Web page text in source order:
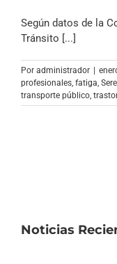
Según datos de la
Tránsito [...]
Por administrador
profesionales, fatiga,
transporte público,
Noticias